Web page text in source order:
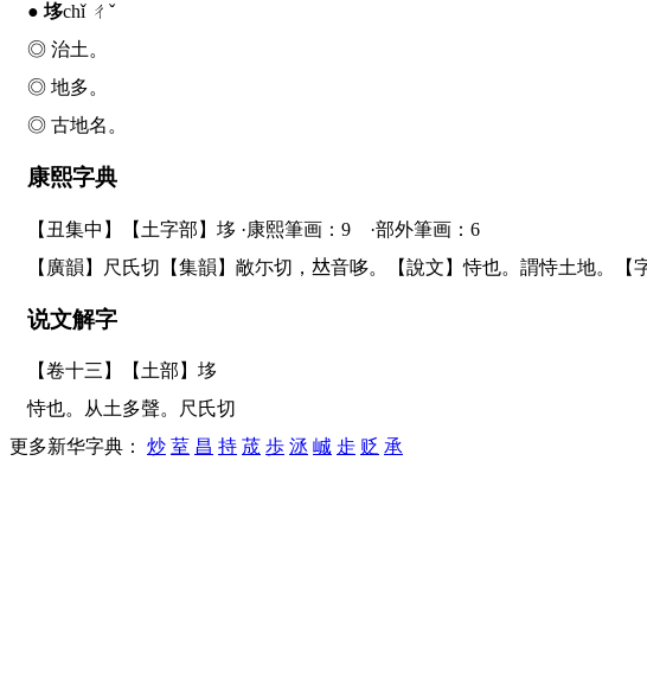
垑chǐ ㄔˇ
◎ 治土。
◎ 地多。
◎ 古地名。
康熙字典
【丑集中】【土字部】垑 ·康熙筆画：9 ·部外筆画：6
【廣韻】尺氏切【集韻】敞尓切， 𠀤音哆。【說文】恃也。謂恃土地。【
说文解字
【卷十三】【土部】 垑
恃也。从土多聲。尺氏切
更多新华字典： 炒 荎 昌 持 荿 歩 洆 峸 歨 贬 承